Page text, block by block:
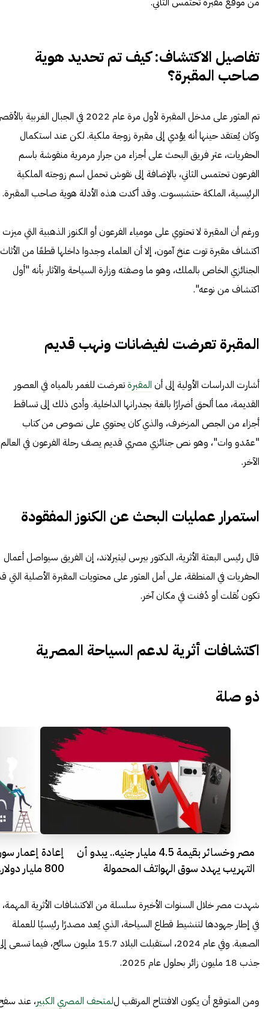
تفاصيل الاكتشاف: كيف تم تحديد هوية
صاحب المقبرة؟
تم العثور على مدخل المقبرة لأول مرة عام 2022 في الجبال الغربية
وكان يُعتقد حينها أنه يؤدي إلى مقبرة زوجة ملكية. لكن عند استكمال
الحفريات، عثر فريق البحث على أجزاء من جرار مرمرية منقوشة باسم
الفرعون تحتمس الثاني، بالإضافة إلى نقوش تحمل اسم زوجته الملكية
الرئيسية، الملكة حتشبسوت. وقد أكدت هذه الأدلة هوية صاحب المقبرة.
ورغم أن المقبرة لا تحتوي على مومياء الفرعون أو الكنوز الذهبية التي ميزت
اكتشاف مقبرة توت عنخ آمون، إلا أن العلماء وجدوا داخلها قطعًا من الأثاث
الجنائزي الخاص بالملك، وهو ما وصفته وزارة السياحة والآثار بأنه "أول
اكتشاف من نوعه".
المقبرة تعرضت لفيضانات ونهب قديم
أشارت الدراسات الأولية إلى أن المقبرةتعرضت للغمر بالمياه في العصور
القديمة، مما ألحق أضرارًا بالغة بجدرانها الداخلية. وأدى ذلك إلى تساقط
أجزاء من الجص المزخرف، والذي كان يحتوي على نصوص من كتاب
"عمّدو وات"، وهو نص جنائزي مصري قديم يصف رحلة الفرعون في العالم
الآخر.
استمرار عمليات البحث عن الكنوز المفقودة
قال رئيس البعثة الأثرية، الدكتور بيرس ليثيرلاند، إن الفريق سيواصل أعمال
الحفريات في المنطقة، على أمل العثور على محتويات المقبرة الأصلية التي
تكون نُقلت أو دُفنت في مكان آخر.
اكتشافات أثرية لدعم السياحة المصرية
ذو صلة
مصر وخسائر بقيمة 4.5 مليار جنيه.. يبدو أن
التهريب يهدد سوق الهواتف المحمولة
إعادة إعمار
800 مليار دولار.. فهل يمكن تأمين هذا المبلغ؟
شهدت مصر خلال السنوات الأخيرة سلسلة من الاكتشافات الأثرية المهمة،
في إطار جهودها لتنشيط قطاع السياحة، الذي يُعد مصدرًا رئيسيًا للعملة
الصعبة. وفي عام 2024، استقبلت البلاد 15.7 مليون سائح، فيما تسعى
جذب 18 مليون زائر بحلول عام 2025.
ومن المتوقع أن يكون الافتتاح المرتقب للمتحف المصري الكبير، عند